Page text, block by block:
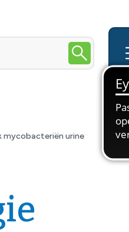
mycobacteriën urine